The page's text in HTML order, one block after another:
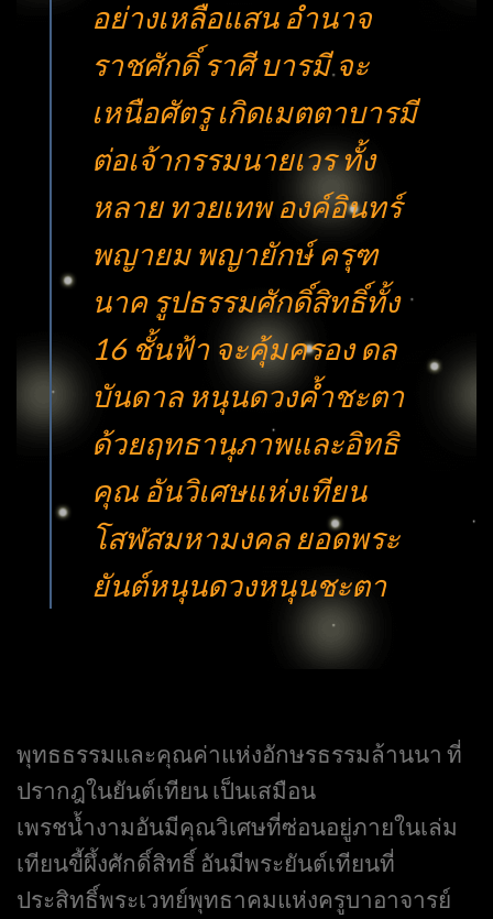
อย่างเหลือแสน อำนาจ
ราชศักดิ์ ราศี บารมี จะ
เหนือศัตรู เกิดเมตตาบารมี
ต่อเจ้ากรรมนายเวร ทั้ง
หลาย ทวยเทพ องค์อินทร์
พญายม พญายักษ์ ครุฑ
นาค รูปธรรมศักดิ์สิทธิ์ทั้ง
16 ชั้นฟ้า จะคุ้มครอง ดล
บันดาล หนุนดวงค้ำชะตา
ด้วยฤทธานุภาพและอิทธิ
คุณ อันวิเศษแห่งเทียน
โสฬสมหามงคล ยอดพระ
ยันต์หนุนดวงหนุนชะตา
พุทธธรรมและคุณค่าแห่งอักษรธรรมล้านนา ที่
ปรากฎในยันต์เทียน เป็นเสมือน
เพรชน้ำงามอันมีคุณวิเศษที่ซ่อนอยู่ภายในเล่ม
เทียนขี้ผึ้งศักดิ์สิทธิ์ อันมีพระยันต์เทียนที่
ประสิทธิ์พระเวทย์พุทธาคมแห่งครูบาอาจารย์